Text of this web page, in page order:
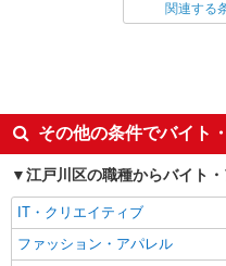
同じ雇用形態から一之江駅
入社日応相談
経験者・有資格者歓迎
女性活躍中
フリーター歓迎
ブランクOK
関連する
その他の条件でバイト
江戸川区の職種からバイト
IT・クリエイティブ
ファッション・アパレル